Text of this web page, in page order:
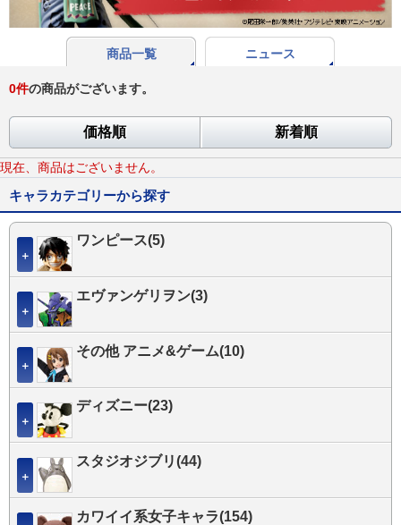
商品一覧 ニュース
0件の商品がございます。
価格順 新着順
現在、商品はございません。
キャラカテゴリーから探す
＋
ワンピース(5)
＋
エヴァンゲリヲン(3)
＋
その他 アニメ&ゲーム(10)
＋
ディズニー(23)
＋
スタジオジブリ(44)
カワイイ系女子キャラ(154)